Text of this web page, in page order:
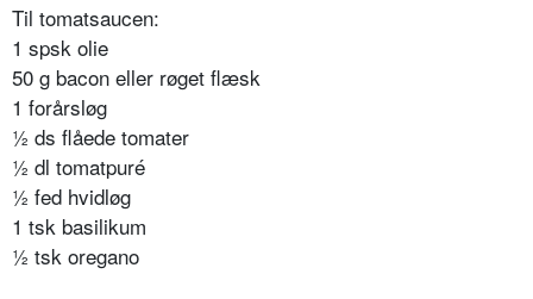
Til tomatsaucen:
1 spsk olie
50 g bacon eller røget flæsk
1 forårsløg
½ ds flåede tomater
½ dl tomatpuré
½ fed hvidløg
1 tsk basilikum
½ tsk oregano